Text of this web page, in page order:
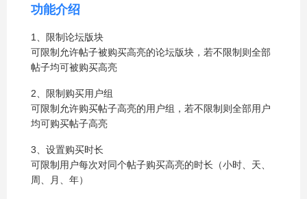
功能介绍
1、限制论坛版块
可限制允许帖子被购买高亮的论坛版块，若不限制则全部
帖子均可被购买高亮
2、限制购买用户组
可限制允许购买帖子高亮的用户组，若不限制则全部用户
均可购买帖子高亮
3、设置购买时长
可限制用户每次对同个帖子购买高亮的时长（小时、天、
周、月、年）